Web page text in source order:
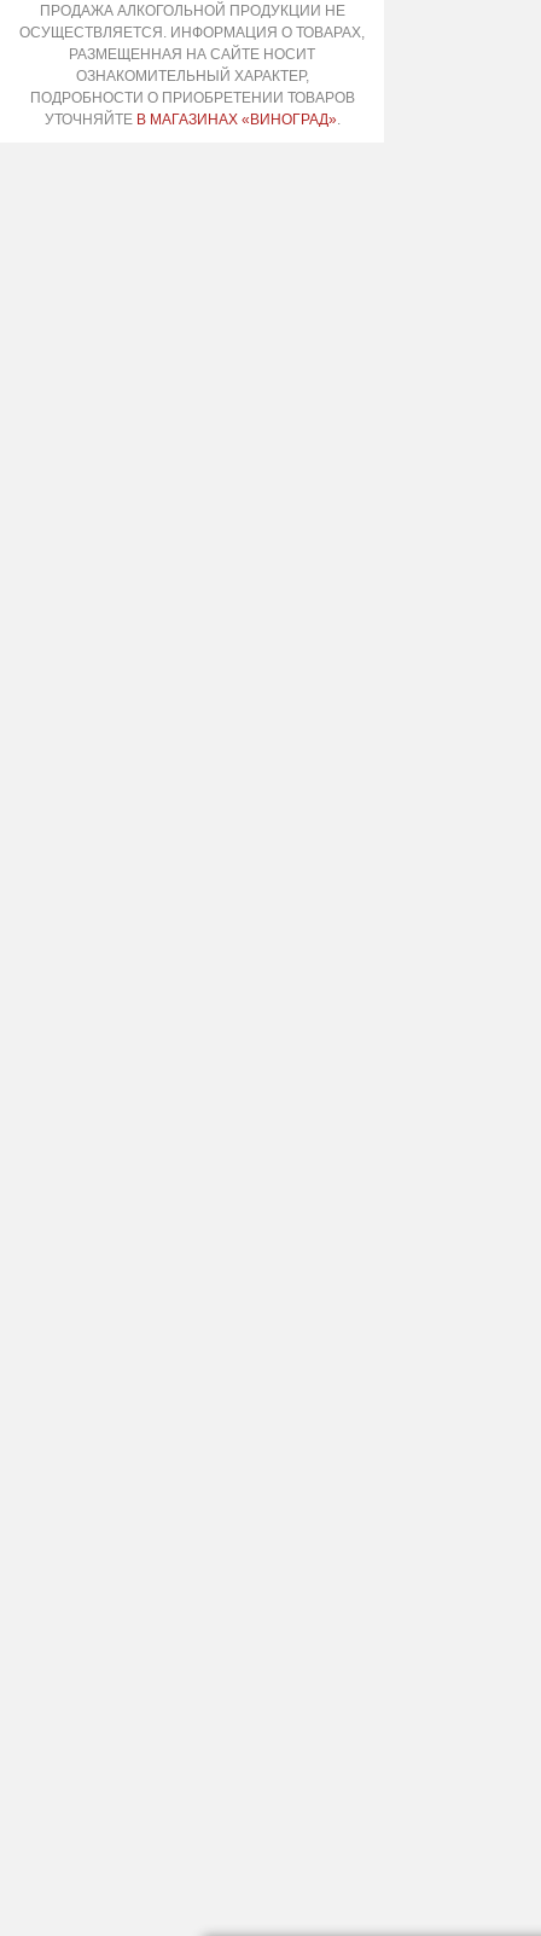
ПРОДАЖА АЛКОГОЛЬНОЙ ПРОДУКЦИИ НЕ
ОСУЩЕСТВЛЯЕТСЯ. ИНФОРМАЦИЯ О ТОВАРАХ,
РАЗМЕЩЕННАЯ НА САЙТЕ НОСИТ
ОЗНАКОМИТЕЛЬНЫЙ ХАРАКТЕР,
ПОДРОБНОСТИ О ПРИОБРЕТЕНИИ ТОВАРОВ
УТОЧНЯЙТЕ В МАГАЗИНАХ «ВИНОГРАД».